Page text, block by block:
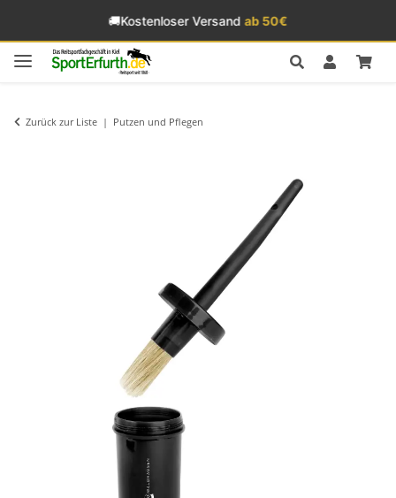
🚚Kostenloser Versandab 50€
Zurück zur Liste Putzen und Pflegen